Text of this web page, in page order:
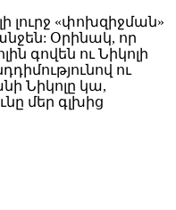
«փոխզիջման»
Օրինակ, որ
գովեն ու Նիկոլի
ու
Նիկոլը կա,
մեր գլխից